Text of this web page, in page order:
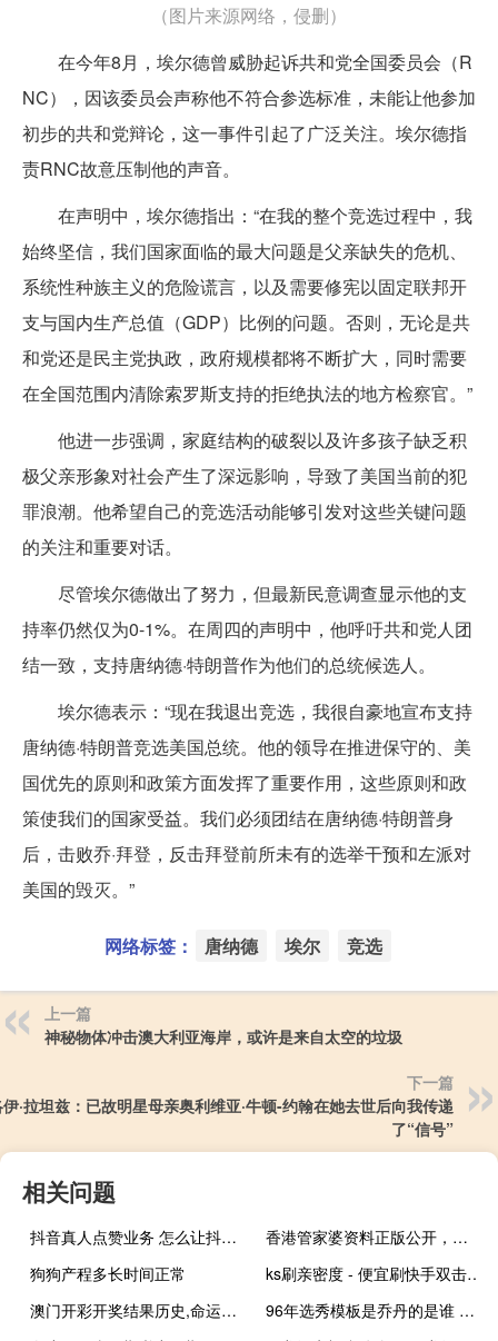
（图片来源网络，侵删）
在今年8月，埃尔德曾威胁起诉共和党全国委员会（R
NC），因该委员会声称他不符合参选标准，未能让他参加
初步的共和党辩论，这一事件引起了广泛关注。埃尔德指
责RNC故意压制他的声音。
在声明中，埃尔德指出：“在我的整个竞选过程中，我
始终坚信，我们国家面临的最大问题是父亲缺失的危机、
系统性种族主义的危险谎言，以及需要修宪以固定联邦开
支与国内生产总值（GDP）比例的问题。否则，无论是共
和党还是民主党执政，政府规模都将不断扩大，同时需要
在全国范围内清除索罗斯支持的拒绝执法的地方检察官。”
他进一步强调，家庭结构的破裂以及许多孩子缺乏积
极父亲形象对社会产生了深远影响，导致了美国当前的犯
罪浪潮。他希望自己的竞选活动能够引发对这些关键问题
的关注和重要对话。
尽管埃尔德做出了努力，但最新民意调查显示他的支
持率仍然仅为0-1%。在周四的声明中，他呼吁共和党人团
结一致，支持唐纳德·特朗普作为他们的总统候选人。
埃尔德表示：“现在我退出竞选，我很自豪地宣布支持
唐纳德·特朗普竞选美国总统。他的领导在推进保守的、美
国优先的原则和政策方面发挥了重要作用，这些原则和政
策使我们的国家受益。我们必须团结在唐纳德·特朗普身
后，击败乔·拜登，反击拜登前所未有的选举干预和左派对
美国的毁灭。”
网络标签： 唐纳德 埃尔 竞选
上一篇
神秘物体冲击澳大利亚海岸，或许是来自太空的垃圾
下一篇
·拉坦兹：已故明星母亲奥利维亚·牛顿-约翰在她去世后向我传递
了“信号”
相关问题
抖音真人点赞业务 怎么让抖音更多人点赞(咋样让抖音点赞人多)
香港管家婆资料正版公开，明天将来精选答案落实_解说版251.864
狗狗产程多长时间正常
ks刷亲密度 - 便宜刷快手双击网址
澳门开彩开奖结果历史,命运精选解释落实_战略版54.27.44
96年选秀模板是乔丹的是谁 nba1996年选秀顺位